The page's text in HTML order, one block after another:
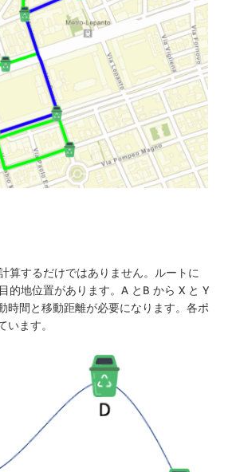
算するだけではありません。ルートに
的地位置があります。A とB から X と Y
時間と移動距離が必要になります。各ポ
います。